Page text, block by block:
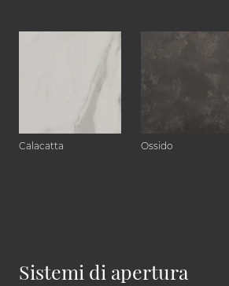
Calacatta Ossido
Sistemi di apertura